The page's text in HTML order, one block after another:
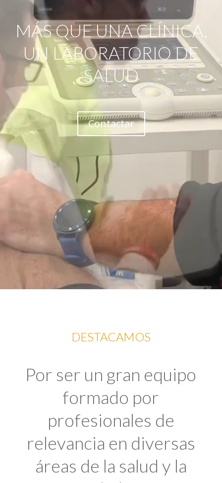
MÁS QUE UNA CLÍNICA,
UN LABORATORIO DE
SALUD
Contactar
DESTACAMOS
Por ser un gran equipo
formado por
profesionales de
relevancia en diversas
áreas de la salud y la